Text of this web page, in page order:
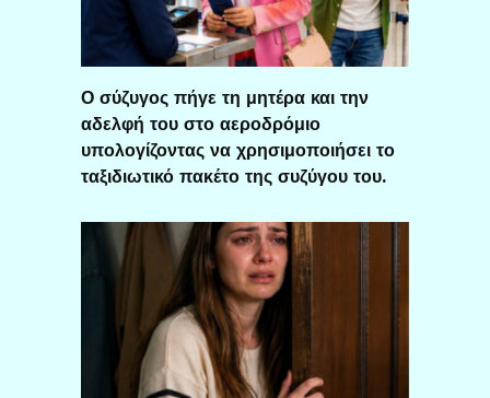
Ο σύζυγος πήγε τη μητέρα και την
αδελφή του στο αεροδρόμιο
υπολογίζοντας να χρησιμοποιήσει το
ταξιδιωτικό πακέτο της συζύγου του.